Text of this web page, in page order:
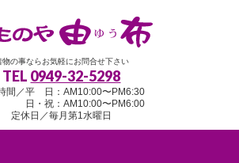
物の事ならお気軽にお問合せ下さい
TEL 0949-32-5298
間／平 日：AM10:00〜PM6:30
祝：AM10:00〜PM6:00
定休日／毎月第1水曜日